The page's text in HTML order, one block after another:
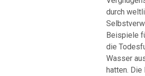
durch
Beispiele
die
Wasser
hatten. Die